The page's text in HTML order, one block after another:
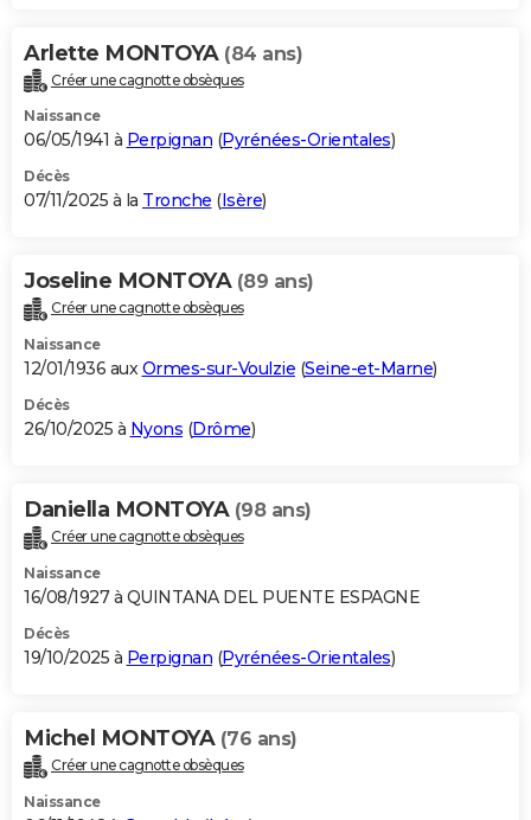
Arlette MONTOYA (84 ans)
Créer une cagnotte obsèques
Naissance
06/05/1941 à Perpignan (Pyrénées-Orientales)
Décès
07/11/2025 à la Tronche (Isère)
Joseline MONTOYA (89 ans)
Créer une cagnotte obsèques
Naissance
12/01/1936 auxOrmes-sur-Voulzie (Seine-et-Marne)
Décès
26/10/2025 à Nyons (Drôme)
Daniella MONTOYA (98 ans)
Créer une cagnotte obsèques
Naissance
16/08/1927 à QUINTANA DEL PUENTE ESPAGNE
Décès
19/10/2025 à Perpignan (Pyrénées-Orientales)
Michel MONTOYA (76 ans)
Créer une cagnotte obsèques
Naissance